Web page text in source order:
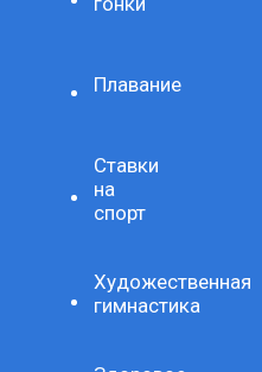
Плавание
Ставки
на
спорт
Художественная
гимнастика